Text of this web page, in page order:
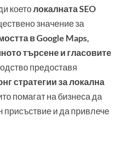
коетолокалната SEO
значение за
в Google Maps,
търсене и гласовите
предоставя
стратегии за локална
помагат на бизнеса да
присъствие и да привлече